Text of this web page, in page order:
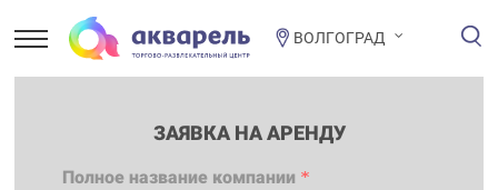
ВОЛГОГРАД
ЗАЯВКА НА АРЕНДУ
Полное название компании *